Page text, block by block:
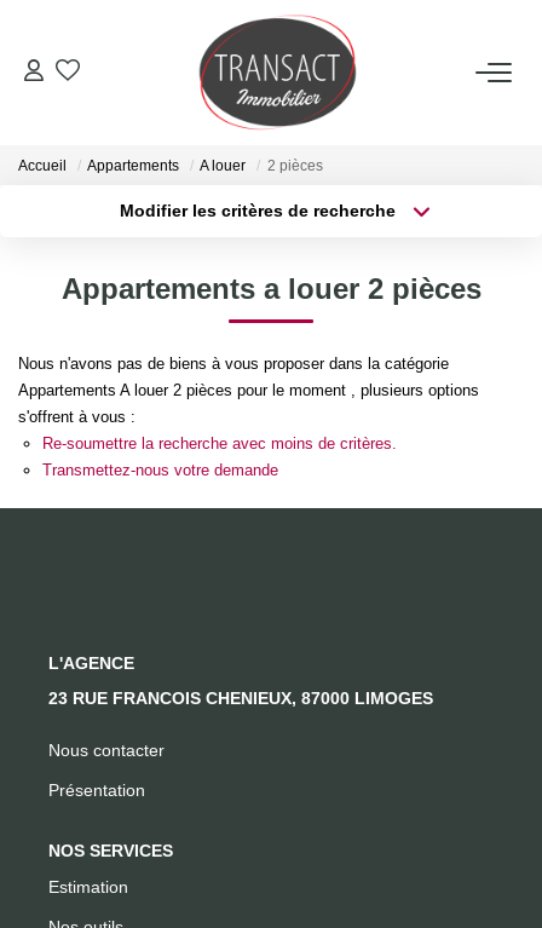
ACCUEIL
Qui Sommes-Nous
Nos Actualités
Accueil Appartements A louer 2 pièces
Modifier les critères de recherche
Sélectionnez...
Type de bien
Budget max Plus de critères
Appartements a louer 2 pièces
Nous n'avons pas de biens à vous proposer dans la catégorie
Appartements A louer 2 pièces pour le moment , plusieurs options
s'offrent à vous :
Re-soumettre la recherche avec moins de critères.
Transmettez-nous votre demande
L'AGENCE
23 RUE FRANCOIS CHENIEUX, 87000 LIMOGES
Nous contacter
Présentation
NOS SERVICES
Estimation